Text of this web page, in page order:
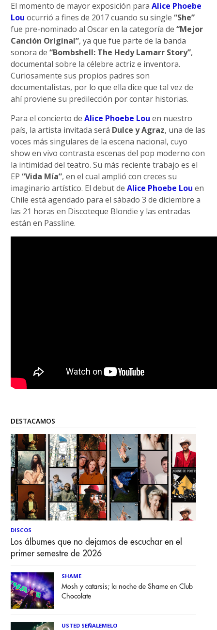
El momento de mayor exposición paraAlice Phoebe
Lou ocurrió a fines de 2017 cuando su single“She”
fue pre-nominado al Oscar en la categoría de“Mejor
Canción Original”, ya que fue parte de la banda
sonora de“Bombshell: The Hedy Lamarr Story”,
documental sobre la célebre actriz e inventora.
Curiosamente sus propios padres son
documentalistas, por lo que ella dice que tal vez de
ahí proviene su predilección por contar historias.
Para el concierto deAlice Phoebe Lou en nuestro
país, la artista invitada será Dulce y Agraz, una de las
voces más singulares de la escena nacional, cuyo
show en vivo contrasta escenas del pop moderno con
la intimidad del teatro. Su más reciente trabajo es el
EP“Vida Mía”, en el cual amplió con creces su
imaginario artístico. El debut deAlice Phoebe Lou en
Chile está agendado para el sábado 3 de diciembre a
las 21 horas en Discoteque Blondie y las entradas
están en Passline.
DESTACAMOS
DISCOS
Los álbumes que no dejamos de escuchar en el
primer semestre de 2026
SHAME
Mosh y catarsis; la noche de Shame en Club
Chocolate
USTED SEÑALEMELO